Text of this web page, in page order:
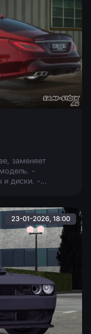
заменяет
-
и диски. -
23-01-2026, 18:00